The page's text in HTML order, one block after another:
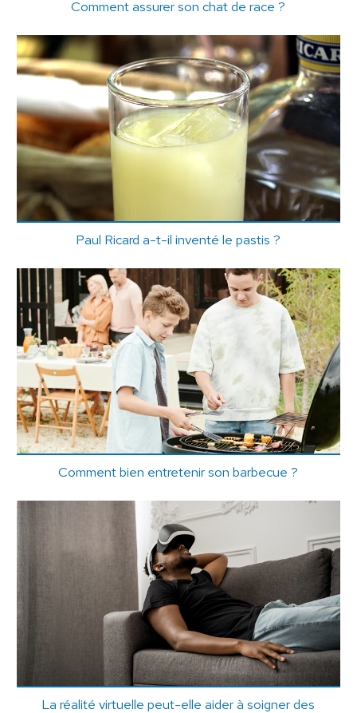
Comment assurer son chat de race ?
Paul Ricard a-t-il inventé le pastis ?
Comment bien entretenir son barbecue ?
La réalité virtuelle peut-elle aider à soigner des